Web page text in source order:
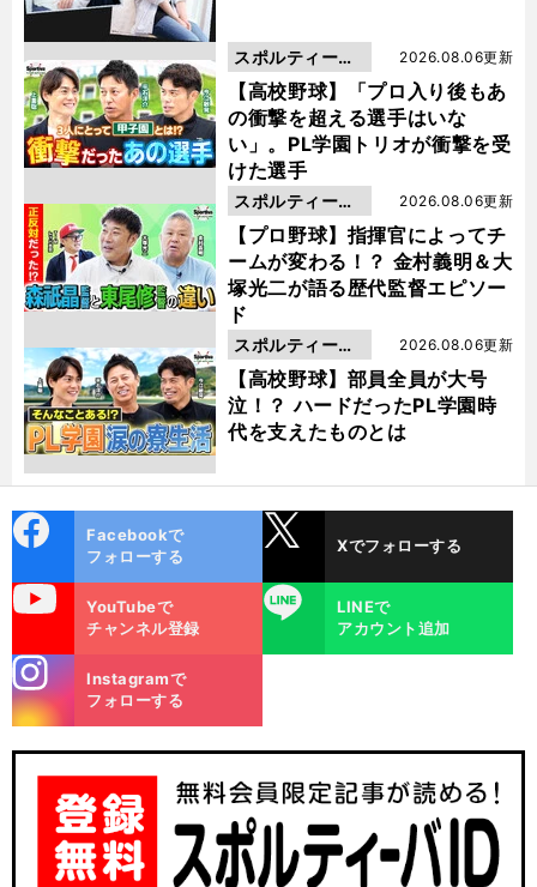
【高校野球】「プロ入り後もあ
の衝撃を超える選手はいな
い」。PL学園トリオが衝撃を受
けた選手
2026.08.06更新
スポルティーバ
動画
【プロ野球】指揮官によってチ
ームが変わる！？ 金村義明＆大
塚光二が語る歴代監督エピソー
ド
2026.08.06更新
スポルティーバ
動画
【高校野球】部員全員が大号
泣！？ ハードだったPL学園時
代を支えたものとは
2026.08.06更新
スポルティーバ
動画
ok
Facebookで
フォローする
Xでフォローする
YouTubeで
チャンネル登録
LINE
LINEで
アカウント追加
m
Instagramで
フォローする